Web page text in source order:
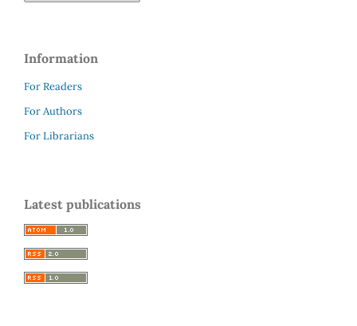
Information
For Readers
For Authors
For Librarians
Latest publications